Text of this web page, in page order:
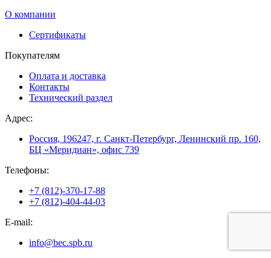
О компании
Сертификаты
Покупателям
Оплата и доставка
Контакты
Технический раздел
Адрес:
Россия, 196247, г. Санкт-Петербург, Ленинский пр. 160,
БЦ «Меридиан», офис 739
Телефоны:
+7 (812)-370-17-88
+7 (812)-404-44-03
E-mail:
info@bec.spb.ru